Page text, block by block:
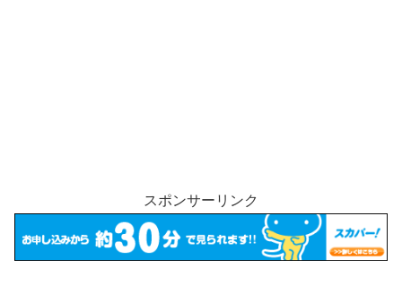
スポンサーリンク